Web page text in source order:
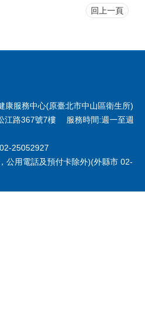
回上一頁
服務中心(原臺北市中山區衛生所)
江路367號7樓 服務時間:週一至週
25052927
公用電話及預付卡除外)(外縣市 02-